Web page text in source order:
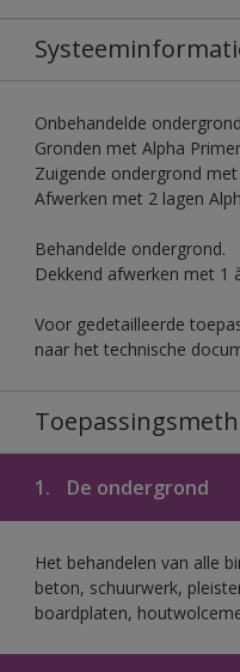
Onbehandelde
Gronden met Alpha
Zuigende ondergrond met
Afwerken met 2 lagen
Behandelde ondergrond.
Dekkend afwerken met 1
Voor gedetailleerde
naar het technische
1. De ondergrond
Het behandelen van alle
beton, schuurwerk,
boardplaten,